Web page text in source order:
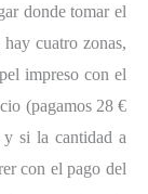
donde tomar el
cuatro zonas,
impreso con el
(pagamos 28 €
y si la cantidad a
con el pago del